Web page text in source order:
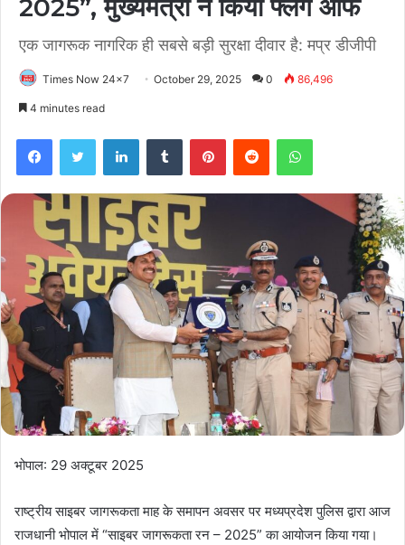
2025”, मुख्यमंत्री ने किया फ्लैग ऑफ
एक जागरूक नागरिक ही सबसे बड़ी सुरक्षा दीवार है: मप्र डीजीपी
Times Now 24x7 October 29, 2025 0 86,496
4 minutes read
FacebookTwitter LinkedInTumblr PinterestReddit WhatsApp
भोपाल: 29 अक्टूबर 2025
राष्ट्रीय साइबर जागरूकता माह के समापन अवसर पर मध्यप्रदेश पुलिस द्वारा आज
राजधानी भोपाल में “साइबर जागरूकता रन – 2025” का आयोजन किया गया।